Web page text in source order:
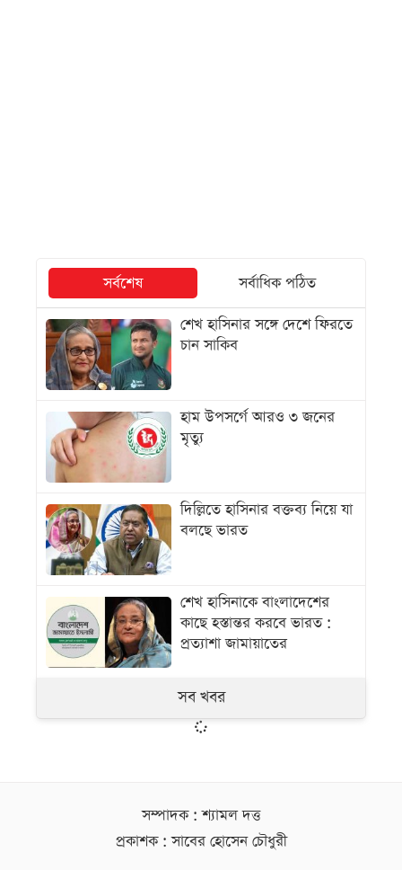
সর্বশেষ
সর্বাধিক পঠিত
শেখ হাসিনার সঙ্গে দেশে ফিরতে
চান সাকিব
হাম উপসর্গে আরও ৩ জনের
মৃত্যু
দিল্লিতে হাসিনার বক্তব্য নিয়ে যা
বলছে ভারত
শেখ হাসিনাকে বাংলাদেশের
কাছে হস্তান্তর করবে ভারত :
প্রত্যাশা জামায়াতের
সব খবর
সম্পাদক : শ্যামল দত্ত
প্রকাশক : সাবের হোসেন চৌধুরী